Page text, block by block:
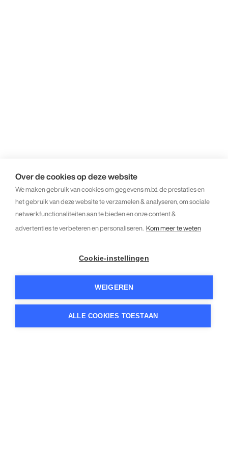
Over de cookies op deze website
We maken gebruik van cookies om gegevens m.b.t. de prestaties en
het gebruik van deze website te verzamelen & analyseren, om sociale
netwerkfunctionaliteiten aan te bieden en onze content &
advertenties te verbeteren en personaliseren. Kom meer te weten
Cookie-instellingen
WEIGEREN
ALLE COOKIES TOESTAAN